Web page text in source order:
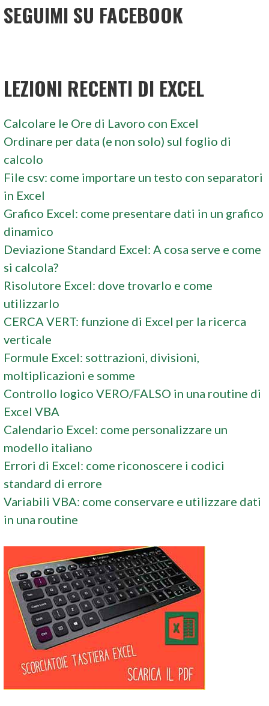
SEGUIMI SU FACEBOOK
LEZIONI RECENTI DI EXCEL
Calcolare le Ore di Lavoro con Excel
Ordinare per data (e non solo) sul foglio di
calcolo
File csv: come importare un testo con separatori
in Excel
Grafico Excel: come presentare dati in un grafico
dinamico
Deviazione Standard Excel: A cosa serve e come
si calcola?
Risolutore Excel: dove trovarlo e come
utilizzarlo
CERCA VERT: funzione di Excel per la ricerca
verticale
Formule Excel: sottrazioni, divisioni,
moltiplicazioni e somme
Controllo logico VERO/FALSO in una routine di
Excel VBA
Calendario Excel: come personalizzare un
modello italiano
Errori di Excel: come riconoscere i codici
standard di errore
Variabili VBA: come conservare e utilizzare dati
in una routine